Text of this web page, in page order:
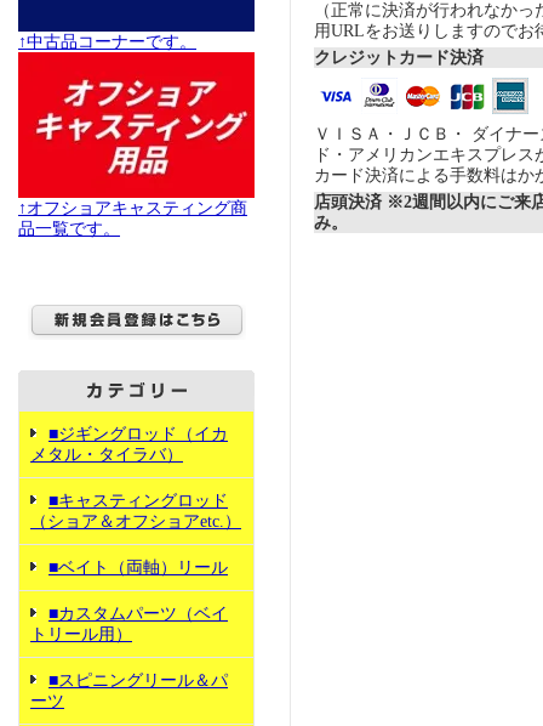
↑中古品コーナーです。
↑オフショアキャスティング商
品一覧です。
■ジギングロッド（イカ
メタル・タイラバ）
■キャスティングロッド
（ショア＆オフショアetc.）
■ベイト（両軸）リール
■カスタムパーツ（ベイ
トリール用）
■スピニングリール＆パ
ーツ
（正常に決済が行われなか
用URLをお送りしますのでお
クレジットカード決済
ＶＩＳＡ・ＪＣＢ・ ダイナ
ド・アメリカンエキスプレ
カード決済による手数料はか
店頭決済 ※2週間以内にご来
み。